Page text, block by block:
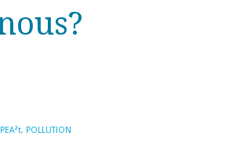
PEA²t, POLLUTION